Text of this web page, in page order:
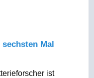
Mal
ist